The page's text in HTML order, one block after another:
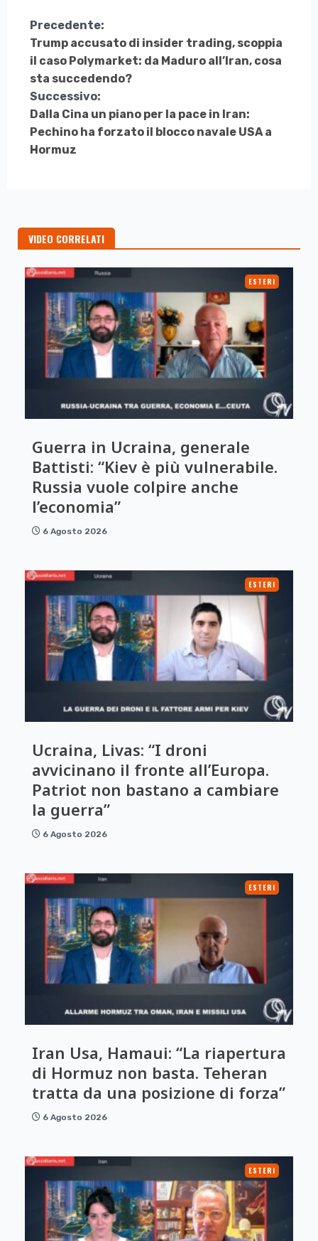
Continua
a
Leggere
Precedente:
Trump accusato di insider trading, scoppia
il caso Polymarket: da Maduro all’Iran, cosa
sta succedendo?
Successivo:
Dalla Cina un piano per la pace in Iran:
Pechino ha forzato il blocco navale USA a
Hormuz
VIDEO CORRELATI
ESTERI
Guerra in Ucraina, generale
Battisti: “Kiev è più vulnerabile.
Russia vuole colpire anche
l’economia”
6 Agosto 2026
ESTERI
Ucraina, Livas: “I droni
avvicinano il fronte all’Europa.
Patriot non bastano a cambiare
la guerra”
6 Agosto 2026
ESTERI
Iran Usa, Hamaui: “La riapertura
di Hormuz non basta. Teheran
tratta da una posizione di forza”
6 Agosto 2026
ESTERI